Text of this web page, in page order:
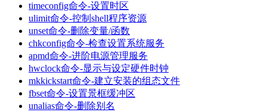
timeconfig命令-设置时区
ulimit命令-控制shell程序资源
unset命令-删除变量/函数
chkconfig命令-检查设置系统服务
apmd命令-进阶电源管理服务
hwclock命令-显示与设定硬件时钟
mkkickstart命令-建立安装的组态文件
fbset命令-设置景框缓冲区
unalias命令-删除别名